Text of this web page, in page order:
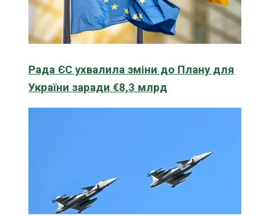
Рада ЄС ухвалила зміни до Плану для
України заради €8,3 млрд